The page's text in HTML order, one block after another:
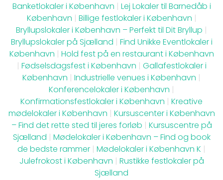
Banketlokaler i København | Lej Lokaler til Barnedåb i
København | Billige festlokaler i København |
Bryllupslokaler i København – Perfekt til Dit Bryllup |
Bryllupslokaler på Sjælland | Find Unikke Eventlokaler i
København | Hold fest på en restaurant i København
| Fødselsdagsfest i København | Gallafestlokaler i
København | Industrielle venues i København |
Konferencelokaler i København |
Konfirmationsfestlokaler i København | Kreative
mødelokaler i København | Kursuscenter i København
– Find det rette sted til jeres forløb | Kursuscentre på
Sjælland | Mødelokaler i København – Find og book
de bedste rammer | Mødelokaler i København K |
Julefrokost i København | Rustikke festlokaler på
Sjælland